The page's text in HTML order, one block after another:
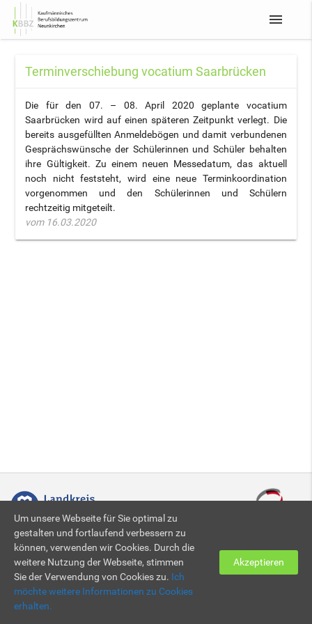
menu
Terminverschiebung vocatium Saarbrücken
Die für den 07. – 08. April 2020 geplante vocatium
Saarbrücken wird auf einen späteren Zeitpunkt verlegt. Die
bereits ausgefüllten Anmeldebögen und damit verbundenen
Gesprächswünsche der Schülerinnen und Schüler behalten
ihre Gültigkeit. Zu einem neuen Messedatum, das aktuell
noch nicht feststeht, wird eine neue Terminkoordination
vorgenommen und den Schülerinnen und Schülern
rechtzeitig mitgeteilt.
vom 16.03.2020
Zertifiziert nach DIN EN ISO 9001:2015
© 2026 KBBZ Neunkirchen
Um unsere Webseite für Sie optimal zu
gestalten und fortlaufend verbessern zu
können, verwenden wir Cookies. Durch die
weitere Nutzung der Webseite, stimmen
Sie der Verwendung von Cookies zu. Ich
möchte weitere Informationen zu Cookies
erhalten.
Akzeptieren